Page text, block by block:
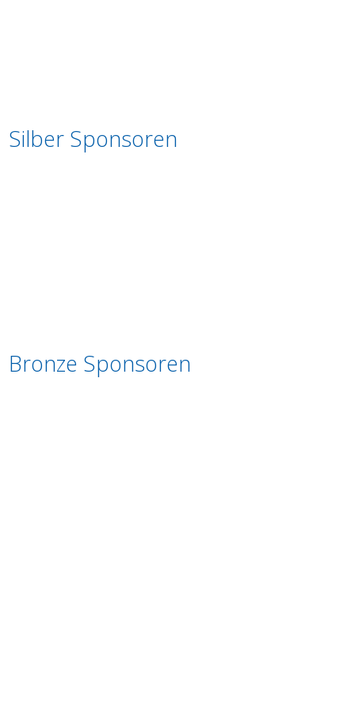
Silber Sponsoren
Bronze Sponsoren